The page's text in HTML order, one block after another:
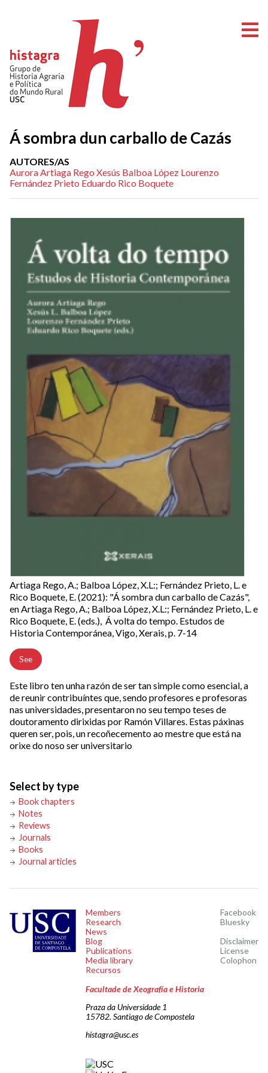
Á sombra dun carballo de Cazás
AUTORES/AS
Aurora Artiaga Rego Xesús Balboa López Lourenzo
Fernández Prieto Eduardo Rico Boquete
Artiaga Rego, A.; Balboa López, X.L:; Fernández Prieto, L. e
Rico Boquete, E. (2021): "Á sombra dun carballo de Cazás",
en Artiaga Rego, A.; Balboa López, X.L:; Fernández Prieto, L. e
Rico Boquete, E. (eds.), Á volta do tempo. Estudos de
Historia Contemporánea, Vigo, Xerais, p. 7-14
See
Este libro ten unha razón de ser tan simple como esencial, a
de reunir contribuíntes que, sendo profesores e profesoras
nas universidades, presentaron no seu tempo teses de
doutoramento dirixidas por Ramón Villares. Estas páxinas
queren ser, pois, un recoñecemento ao mestre que está na
orixe do noso ser universitario
Select by type
Book chapters
Notes
Reviews
Journals
Books
Journal articles
Members
Research
News
Blog
Publications
Media library
Recursos
Facebook
Bluesky
Disclaimer
License
Colophon
Facultade de Xeografía e Historia
Praza da Universidade 1
15782. Santiago de Compostela
histagra@usc.es